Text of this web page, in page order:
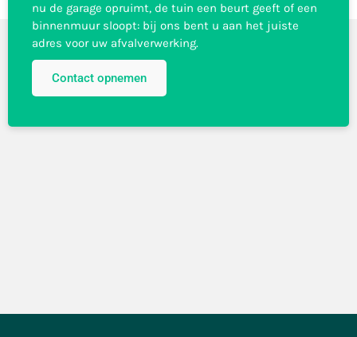
nu de garage opruimt, de tuin een beurt geeft of een
binnenmuur sloopt: bij ons bent u aan het juiste
adres voor uw afvalverwerking.
Contact opnemen